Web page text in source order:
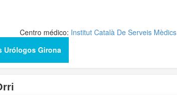
Centro médico: Institut Català De Serveis Mèdics
Urólogos Girona